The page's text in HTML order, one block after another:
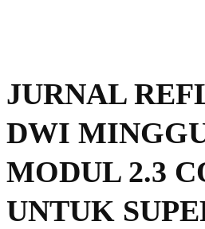
JURNAL
DWI
MODUL 2.3
UNTUK